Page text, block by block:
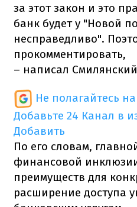
за этот закон и это
банк будет у "Новой
несправедливо".
прокомментировать,
– написал
Не полагайтесь
Добавьте 24 Канал в
Добавить
По его словам,
финансовой
преимуществ для
расширение доступа